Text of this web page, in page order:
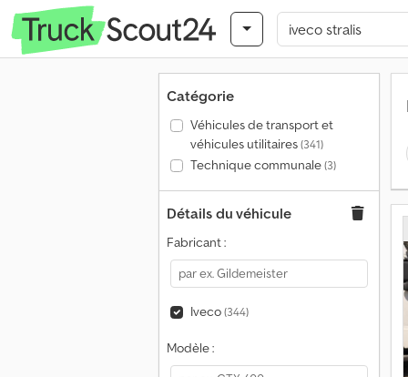
Catégorie
Véhicules de transport et
véhicules utilitaires(341)
Technique communale(3)
Détails du véhicule
Fabricant :
Iveco(344)
Modèle :